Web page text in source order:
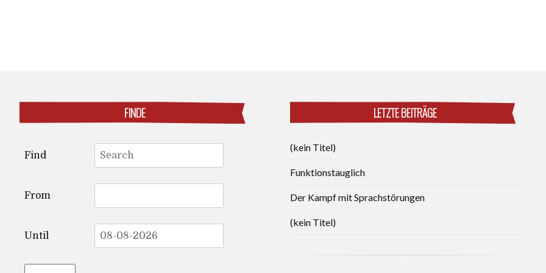
FINDE
for:
Find
From
Until
LETZTE BEITRÄGE
(kein Titel)
Funktionstauglich
Der Kampf mit Sprachstörungen
(kein Titel)